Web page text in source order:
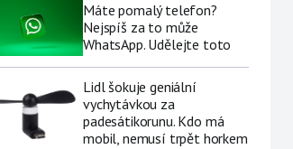
Máte pomalý telefon?
Nejspíš za to může
WhatsApp. Udělejte toto
Lidl šokuje geniální
vychytávkou za
padesátikorunu. Kdo má
mobil, nemusí trpět horkem